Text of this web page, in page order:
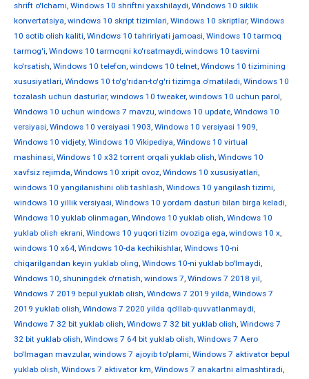
shrift o'lchami, Windows 10 shriftni yaxshilaydi, Windows 10 siklik
konvertatsiya, windows 10 skript tizimlari, Windows 10 skriptlar, Windows
10 sotib olish kaliti, Windows 10 tahririyati jamoasi, Windows 10 tarmoq
tarmog'i, Windows 10 tarmoqni ko'rsatmaydi, windows 10 tasvirni
ko'rsatish, Windows 10 telefon, windows 10 telnet, Windows 10 tizimining
xususiyatlari, Windows 10 to'g'ridan-to'g'ri tizimga o'rnatiladi, Windows 10
tozalash uchun dasturlar, windows 10 tweaker, windows 10 uchun parol,
Windows 10 uchun windows 7 mavzu, windows 10 update, Windows 10
versiyasi, Windows 10 versiyasi 1903, Windows 10 versiyasi 1909,
Windows 10 vidjety, Windows 10 Vikipediya, Windows 10 virtual
mashinasi, Windows 10 x32 torrent orqali yuklab olish, Windows 10
xavfsiz rejimda, Windows 10 xripit ovoz, Windows 10 xususiyatlari,
windows 10 yangilanishini olib tashlash, Windows 10 yangilash tizimi,
windows 10 yillik versiyasi, Windows 10 yordam dasturi bilan birga keladi,
Windows 10 yuklab olinmagan, Windows 10 yuklab olish, Windows 10
yuklab olish ekrani, Windows 10 yuqori tizim ovoziga ega, windows 10 х,
windows 10 х64, Windows 10-da kechikishlar, Windows 10-ni
chiqarilgandan keyin yuklab oling, Windows 10-ni yuklab bo'lmaydi,
Windows 10, shuningdek o'rnatish, windows 7, Windows 7 2018 yil,
Windows 7 2019 bepul yuklab olish, Windows 7 2019 yilda, Windows 7
2019 yuklab olish, Windows 7 2020 yilda qo'llab-quvvatlanmaydi,
Windows 7 32 bit yuklab olish, Windows 7 32 bit yuklab olish, Windows 7
32 bit yuklab olish, Windows 7 64 bit yuklab olish, Windows 7 Aero
bo'lmagan mavzular, windows 7 ajoyib to'plami, Windows 7 aktivator bepul
yuklab olish, Windows 7 aktivator km, Windows 7 anakartni almashtiradi,